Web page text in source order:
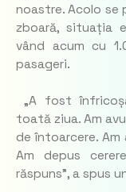
noastre. Acolo se
zboară, situația
vând acum cu
pasageri.
„A fost
toată ziua. Am
de întoarcere.
Am depus
răspuns”, a spus